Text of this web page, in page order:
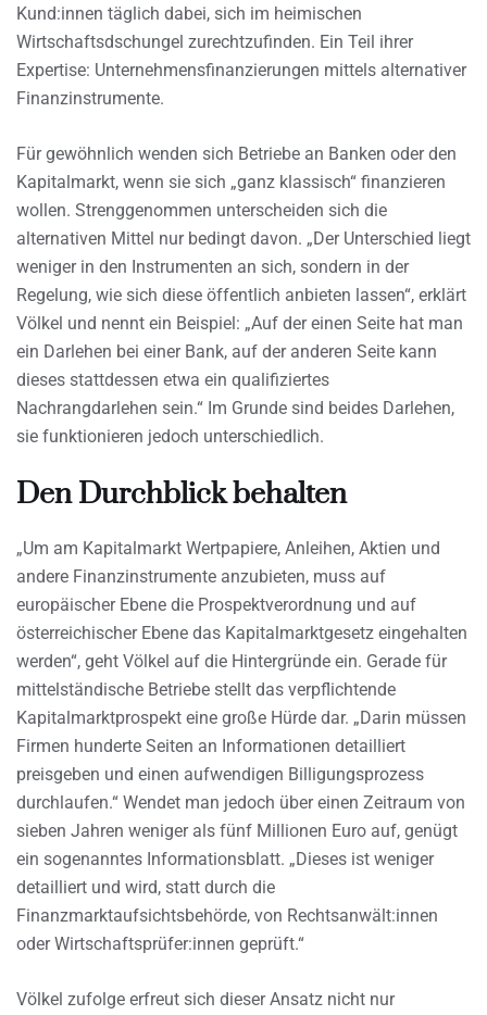
Kund:innen täglich dabei, sich im heimischen
Wirtschaftsdschungel zurechtzufinden. Ein Teil ihrer
Expertise: Unternehmensfinanzierungen mittels alternativer
Finanzinstrumente.
Für gewöhnlich wenden sich Betriebe an Banken oder den
Kapitalmarkt, wenn sie sich „ganz klassisch“ finanzieren
wollen. Strenggenommen unterscheiden sich die
alternativen Mittel nur bedingt davon. „Der Unterschied liegt
weniger in den Instrumenten an sich, sondern in der
Regelung, wie sich diese öffentlich anbieten lassen“, erklärt
Völkel und nennt ein Beispiel: „Auf der einen Seite hat man
ein Darlehen bei einer Bank, auf der anderen Seite kann
dieses stattdessen etwa ein qualifiziertes
Nachrangdarlehen sein.“ Im Grunde sind beides Darlehen,
sie funktionieren jedoch unterschiedlich.
Den Durchblick behalten
„Um am Kapitalmarkt Wertpapiere, Anleihen, Aktien und
andere Finanzinstrumente anzubieten, muss auf
europäischer Ebene die Prospektverordnung und auf
österreichischer Ebene das Kapitalmarktgesetz eingehalten
werden“, geht Völkel auf die Hintergründe ein. Gerade für
mittelständische Betriebe stellt das verpflichtende
Kapitalmarktprospekt eine große Hürde dar. „Darin müssen
Firmen hunderte Seiten an Informationen detailliert
preisgeben und einen aufwendigen Billigungsprozess
durchlaufen.“ Wendet man jedoch über einen Zeitraum von
sieben Jahren weniger als fünf Millionen Euro auf, genügt
ein sogenanntes Informationsblatt. „Dieses ist weniger
detailliert und wird, statt durch die
Finanzmarktaufsichtsbehörde, von Rechtsanwält:innen
oder Wirtschaftsprüfer:innen geprüft.“
Völkel zufolge erfreut sich dieser Ansatz nicht nur